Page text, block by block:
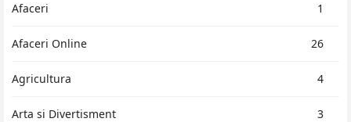
Afaceri 1
Afaceri Online 26
Agricultura 4
Arta si Divertisment 3